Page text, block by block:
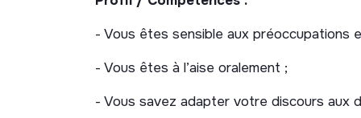
sur les thématiques de la réduction des
des différents publics et partenaires du
Missions annexes :
- Vous êtes sensible aux préoccupations
- Vous êtes à l’aise oralement ;
- Vous savez adapter votre discours aux